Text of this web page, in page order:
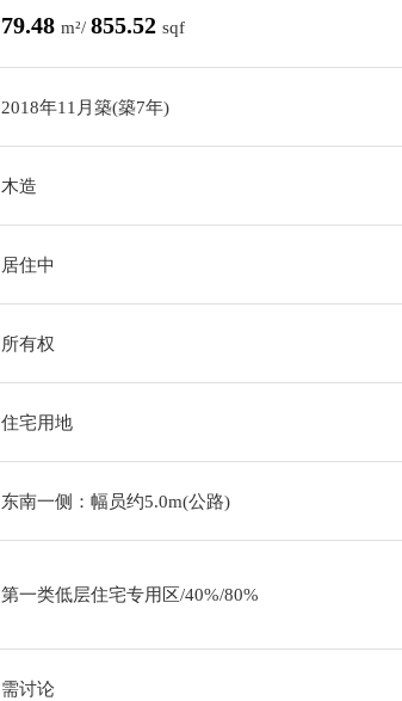
79.48 m²/ 855.52 sqf
2018年11月築(築7年)
木造
居住中
所有权
住宅用地
东南一侧：幅员约5.0m(公路)
第一类低层住宅专用区/40%/80%
需讨论